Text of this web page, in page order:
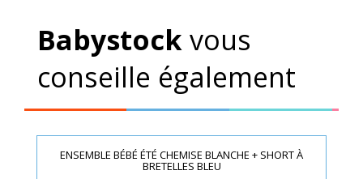
Babystockvous
conseille également
ENSEMBLE BÉBÉ ÉTÉ CHEMISE BLANCHE + SHORT À
BRETELLES BLEU